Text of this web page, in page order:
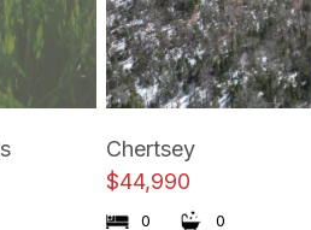
Chertsey
$44,990
0 0